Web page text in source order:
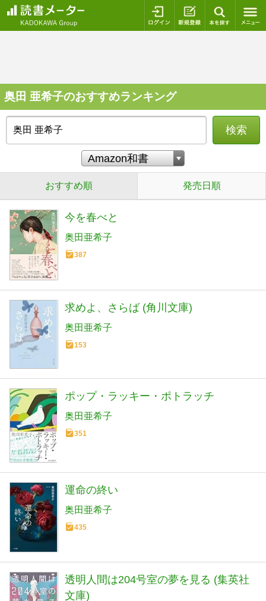
ログイン 新規登録
奥田 亜希子のおすすめランキング
検索
おすすめ順 発売日順
今を春べと
奥田亜希子
387
求めよ、さらば (角川文庫)
奥田亜希子
153
ポップ・ラッキー・ポトラッチ
奥田亜希子
351
運命の終い
奥田亜希子
435
透明人間は204号室の夢を見る (集英社
文庫)